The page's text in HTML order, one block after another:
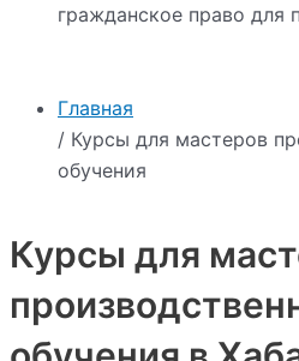
Главная
/ Курсы для мастеров
обучения
Курсы для
гражданское право для